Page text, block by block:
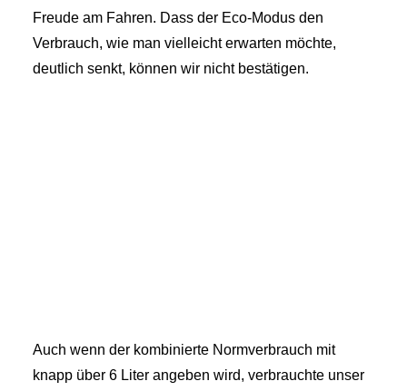
Freude am Fahren. Dass der Eco-Modus den
Verbrauch, wie man vielleicht erwarten möchte,
deutlich senkt, können wir nicht bestätigen.
Auch wenn der kombinierte Normverbrauch mit
knapp über 6 Liter angeben wird, verbrauchte unser